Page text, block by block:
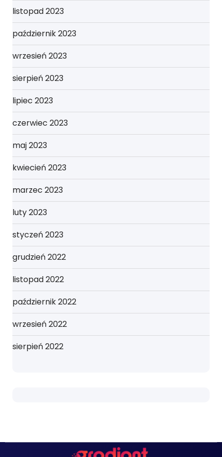
listopad 2023
październik 2023
wrzesień 2023
sierpień 2023
lipiec 2023
czerwiec 2023
maj 2023
kwiecień 2023
marzec 2023
luty 2023
styczeń 2023
grudzień 2022
listopad 2022
październik 2022
wrzesień 2022
sierpień 2022